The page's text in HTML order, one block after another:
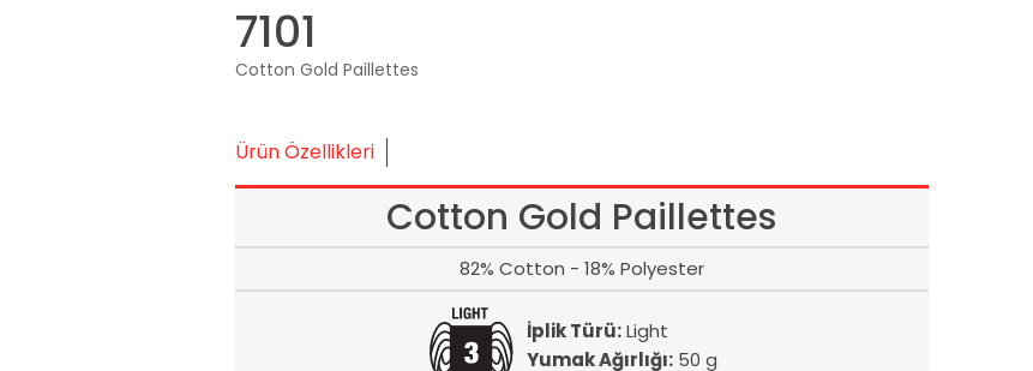
7101
Cotton Gold Paillettes
Ürün Özellikleri
Cotton Gold Paillettes
82% Cotton - 18% Polyester
İplik Türü:Light
Yumak Ağırlığı:50 g